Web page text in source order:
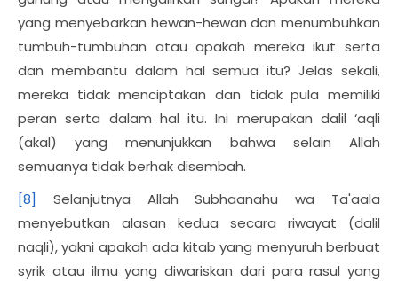
yang menyebarkan hewan-hewan dan menumbuhkan
tumbuh-tumbuhan atau apakah mereka ikut serta
dan membantu dalam hal semua itu? Jelas sekali,
mereka tidak menciptakan dan tidak pula memiliki
peran serta dalam hal itu. Ini merupakan dalil ‘aqli
(akal) yang menunjukkan bahwa selain Allah
semuanya tidak berhak disembah.
[8]
Selanjutnya Allah Subhaanahu wa Ta'aala
menyebutkan alasan kedua secara riwayat (dalil
naqli), yakni apakah ada kitab yang menyuruh berbuat
syrik atau ilmu yang diwariskan dari para rasul yang